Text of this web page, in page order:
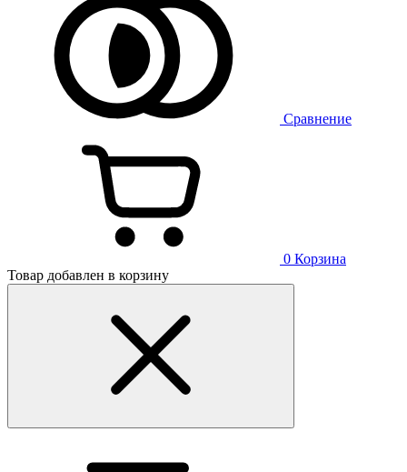
Сравнение
0 Корзина
Товар добавлен в корзину